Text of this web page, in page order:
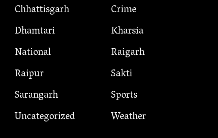
Chhattisgarh
Crime
Dhamtari
Kharsia
National
Raigarh
Raipur
Sakti
Sarangarh
Sports
Uncategorized
Weather